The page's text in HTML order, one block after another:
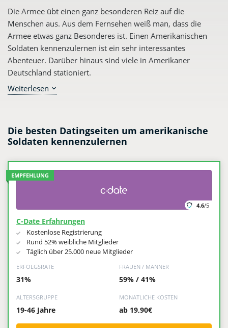
Die Armee übt einen ganz besonderen Reiz auf die
Menschen aus. Aus dem Fernsehen weiß man, dass die
Armee etwas ganz Besonderes ist. Einen Amerikanischen
Soldaten kennenzulernen ist ein sehr interessantes
Abenteuer. Darüber hinaus sind viele in Amerikaner
Deutschland stationiert.
Die Amerikaner sind dabei besonders gut die Armee zu
großen Patriotismus zeigen und ihr Leben für ihr Land
geben würden. Es gibt aber in Deutschland viele
zum Beispiel die Dating-PlattformMilitaryCupid.
Weiterlesen
Die besten Datingseiten um amerikanische
Soldaten kennenzulernen
EMPFEHLUNG
4.6/5
C-Date Erfahrungen
Kostenlose Registrierung
Rund 52% weibliche Mitglieder
Täglich über 25.000 neue Mitglieder
ERFOLGSRATE
31%
FRAUEN / MÄNNER
59% / 41%
ALTERSGRUPPE
19-46 Jahre
MONATLICHE KOSTEN
ab 19,90€